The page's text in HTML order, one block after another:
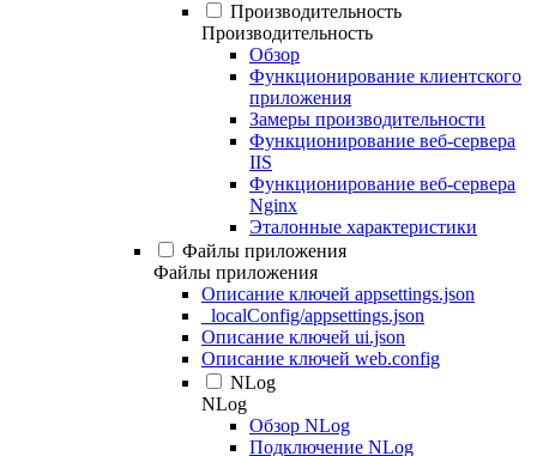
Производительность
Производительность
Обзор
Функционирование клиентского
приложения
Замеры производительности
Функционирование веб-сервера
IIS
Функционирование веб-сервера
Nginx
Эталонные характеристики
Файлы приложения
Файлы приложения
Описание ключей appsettings.json
_localConfig/appsettings.json
Описание ключей ui.json
Описание ключей web.config
NLog
NLog
Обзор NLog
Подключение NLog